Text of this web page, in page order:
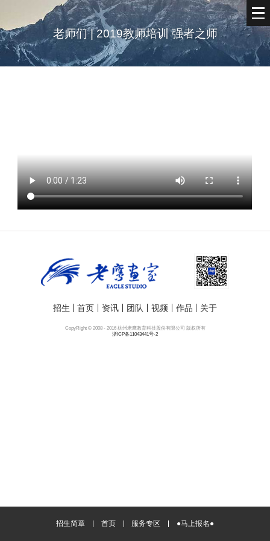
老师们 | 2019教师培训 强者之师
招生 首页 资讯 团队 视频 作品 关于
CopyRight © 2008 - 2016 杭州老鹰教育科技股份有限公司 版权所有
浙ICP备11043441号-2
招生简章 首页 服务专区 ●马上报名●